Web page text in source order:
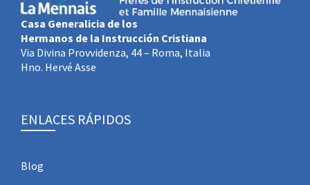
Casa Generalicia de los
Hermanos de la Instrucción Cristiana
Via Divina Provvidenza, 44 – Roma, Italia
Hno. Hervé Asse
ENLACES RÁPIDOS
Blog